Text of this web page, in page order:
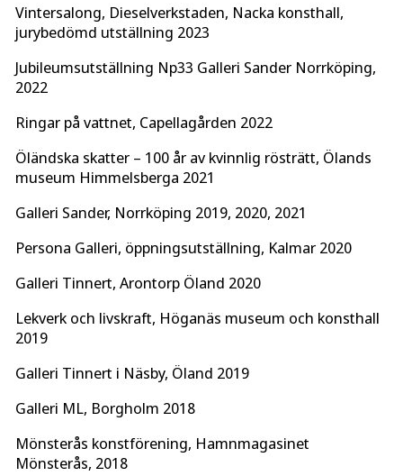
Vintersalong, Dieselverkstaden, Nacka konsthall,
jurybedömd utställning 2023
Jubileumsutställning Np33 Galleri Sander Norrköping,
2022
Ringar på vattnet, Capellagården 2022
Öländska skatter – 100 år av kvinnlig rösträtt, Ölands
museum Himmelsberga 2021
Galleri Sander, Norrköping 2019, 2020, 2021
Persona Galleri, öppningsutställning, Kalmar 2020
Galleri Tinnert, Arontorp Öland 2020
Lekverk och livskraft, Höganäs museum och konsthall
2019
Galleri Tinnert i Näsby, Öland 2019
Galleri ML, Borgholm 2018
Mönsterås konstförening, Hamnmagasinet
Mönsterås, 2018